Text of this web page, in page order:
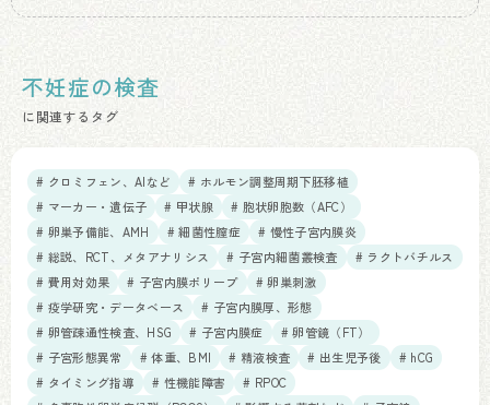
不妊症の検査
に関連するタグ
# クロミフェン、AIなど
# ホルモン調整周期下胚移植
# マーカー・遺伝子
# 甲状腺
# 胞状卵胞数（AFC）
# 卵巣予備能、AMH
# 細菌性膣症
# 慢性子宮内膜炎
# 総説、RCT、メタアナリシス
# 子宮内細菌叢検査
# ラクトバチルス
# 費用対効果
# 子宮内膜ポリープ
# 卵巣刺激
# 疫学研究・データベース
# 子宮内膜厚、形態
# 卵管疎通性検査、HSG
# 子宮内膜症
# 卵管鏡（FT）
# 子宮形態異常
# 体重、BMI # 精液検査 # 出生児予後
# hCG
# タイミング指導
# 性機能障害
# RPOC